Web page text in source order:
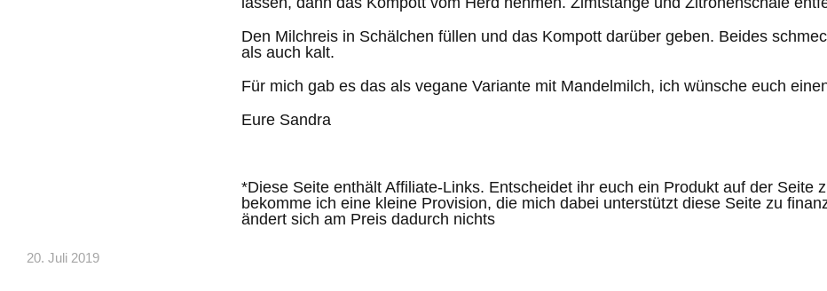
Den Milchreis in Schälchen füllen und das Kompott darüber geben. Beides
als auch kalt.
Für mich gab es das als vegane Variante mit Mandelmilch, ich wünsche euch
Eure Sandra
*Diese Seite enthält Affiliate-Links. Entscheidet ihr euch ein Produkt auf der Seite
bekomme ich eine kleine Provision, die mich dabei unterstützt diese Seite zu
ändert sich am Preis dadurch nichts
20. Juli 2019